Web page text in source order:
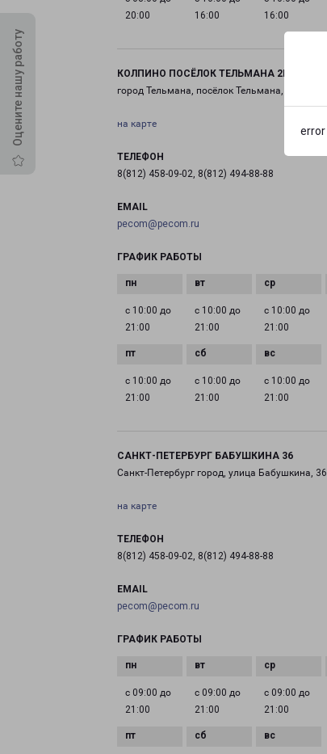
error
Оцените нашу работу
20:00
16:00
16:00
КОЛПИНО ПОСЁЛОК ТЕЛЬМАНА 2Б
город Тельмана, посёлок Тельмана, 2Б
на карте
ТЕЛЕФОН
8(812) 458-09-02, 8(812) 494-88-88
EMAIL
pecom@pecom.ru
ГРАФИК РАБОТЫ
с 10:00 до
21:00
с 10:00 до
21:00
с 10:00 до
21:00
с 10:00 до
21:00
с 10:00 до
21:00
с 10:00 до
21:00
САНКТ-ПЕТЕРБУРГ БАБУШКИНА 36
Санкт-Петербург город, улица Бабушкина, 36
на карте
ТЕЛЕФОН
8(812) 458-09-02, 8(812) 494-88-88
EMAIL
pecom@pecom.ru
ГРАФИК РАБОТЫ
с 09:00 до
21:00
с 09:00 до
21:00
с 09:00 до
21:00